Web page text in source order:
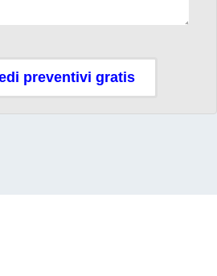
preventivi gratis